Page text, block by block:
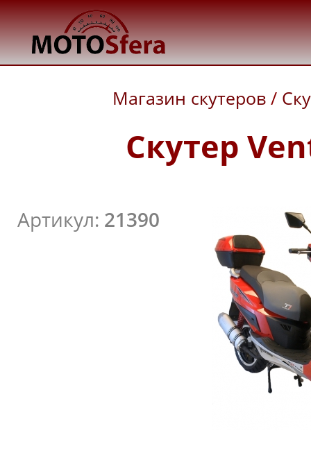
Магазин скутеров /
Скутер
Артикул: 21390